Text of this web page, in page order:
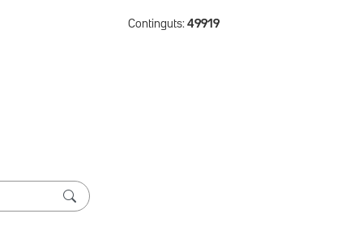
Continguts: 49919